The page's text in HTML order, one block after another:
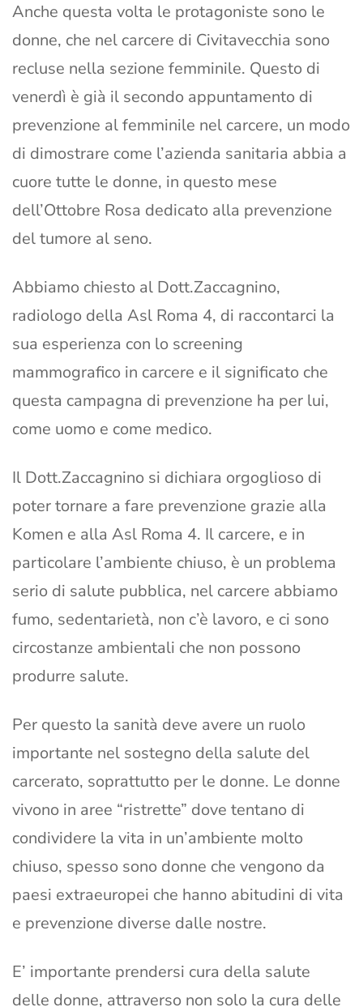
Anche questa volta le protagoniste sono le
donne, che nel carcere di Civitavecchia sono
recluse nella sezione femminile. Questo di
venerdì è già il secondo appuntamento di
prevenzione al femminile nel carcere, un modo
di dimostrare come l’azienda sanitaria abbia a
cuore tutte le donne, in questo mese
dell’Ottobre Rosa dedicato alla prevenzione
del tumore al seno.
Abbiamo chiesto al Dott.Zaccagnino,
radiologo della Asl Roma 4, di raccontarci la
sua esperienza con lo screening
mammografico in carcere e il significato che
questa campagna di prevenzione ha per lui,
come uomo e come medico.
Il Dott.Zaccagnino si dichiara orgoglioso di
poter tornare a fare prevenzione grazie alla
Komen e alla Asl Roma 4. Il carcere, e in
particolare l’ambiente chiuso, è un problema
serio di salute pubblica, nel carcere abbiamo
fumo, sedentarietà, non c’è lavoro, e ci sono
circostanze ambientali che non possono
produrre salute.
Per questo la sanità deve avere un ruolo
importante nel sostegno della salute del
carcerato, soprattutto per le donne. Le donne
vivono in aree “ristrette” dove tentano di
condividere la vita in un’ambiente molto
chiuso, spesso sono donne che vengono da
paesi extraeuropei che hanno abitudini di vita
e prevenzione diverse dalle nostre.
E’ importante prendersi cura della salute
delle donne, attraverso non solo la cura delle